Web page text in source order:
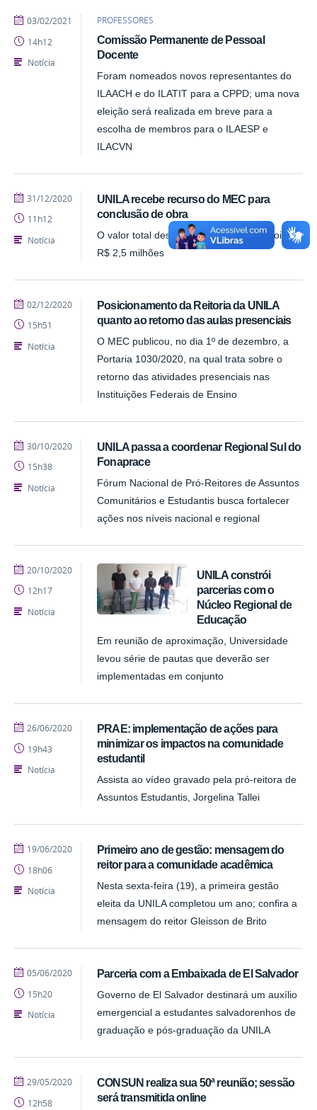
PROFESSORES
Comissão Permanente de Pessoal
Docente
Foram nomeados novos representantes do
ILAACH e do ILATIT para a CPPD; uma nova
eleição será realizada em breve para a
escolha de membros para o ILAESP e
ILACVN
publicado
03/02/2021
14h12
Notícia
UNILA recebe recurso do MEC para
conclusão de obra
O valor total destinado à Universidade foi de
R$ 2,5 milhões
publicado
31/12/2020
11h12
Notícia
Posicionamento da Reitoria da UNILA
quanto ao retorno das aulas presenciais
O MEC publicou, no dia 1º de dezembro, a
Portaria 1030/2020, na qual trata sobre o
retorno das atividades presenciais nas
Instituições Federais de Ensino
publicado
02/12/2020
15h51
Notícia
UNILA passa a coordenar Regional Sul do
Fonaprace
Fórum Nacional de Pró-Reitores de Assuntos
Comunitários e Estudantis busca fortalecer
ações nos níveis nacional e regional
publicado
30/10/2020
15h38
Notícia
UNILA constrói
parcerias com o
Núcleo Regional de
Educação
Em reunião de aproximação, Universidade
levou série de pautas que deverão ser
implementadas em conjunto
publicado
20/10/2020
12h17
Notícia
PRAE: implementação de ações para
minimizar os impactos na comunidade
estudantil
Assista ao vídeo gravado pela pró-reitora de
Assuntos Estudantis, Jorgelina Tallei
publicado
26/06/2020
19h43
Notícia
Primeiro ano de gestão: mensagem do
reitor para a comunidade acadêmica
Nesta sexta-feira (19), a primeira gestão
eleita da UNILA completou um ano; confira a
mensagem do reitor Gleisson de Brito
publicado
19/06/2020
18h06
Notícia
Parceria com a Embaixada de El Salvador
Governo de El Salvador destinará um auxílio
emergencial a estudantes salvadorenhos de
graduação e pós-graduação da UNILA
publicado
05/06/2020
15h20
Notícia
CONSUN realiza sua 50ª reunião; sessão
será transmitida online
publicado
29/05/2020
12h58